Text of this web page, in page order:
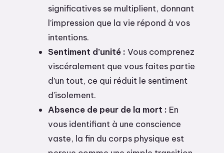
significatives se multiplient, donnant
l’impression que la vie répond à vos
intentions.
Sentiment d’unité : Vous comprenez
viscéralement que vous faites partie
d’un tout, ce qui réduit le sentiment
d’isolement.
Absence de peur de la mort : En
vous identifiant à une conscience
vaste, la fin du corps physique est